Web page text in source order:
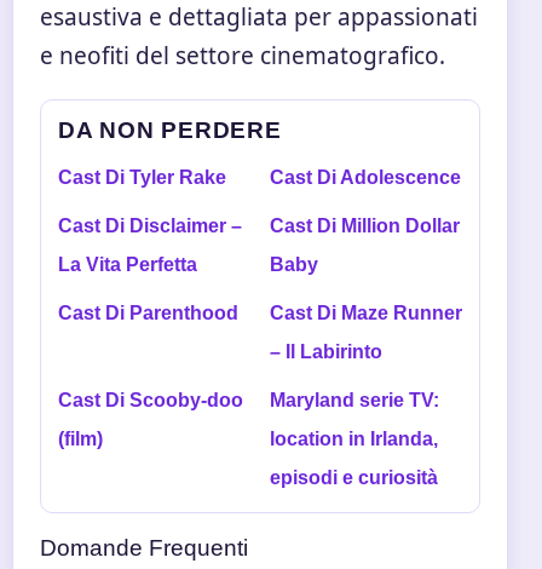
esaustiva e dettagliata per appassionati
e neofiti del settore cinematografico.
DA NON PERDERE
Cast Di Tyler Rake Cast Di Adolescence
Cast Di Disclaimer –
La Vita Perfetta
Cast Di Million Dollar
Baby
Cast Di Parenthood
Cast Di Maze Runner
– Il Labirinto
Cast Di Scooby-doo
(film)
Maryland serie TV:
location in Irlanda,
episodi e curiosità
Domande Frequenti